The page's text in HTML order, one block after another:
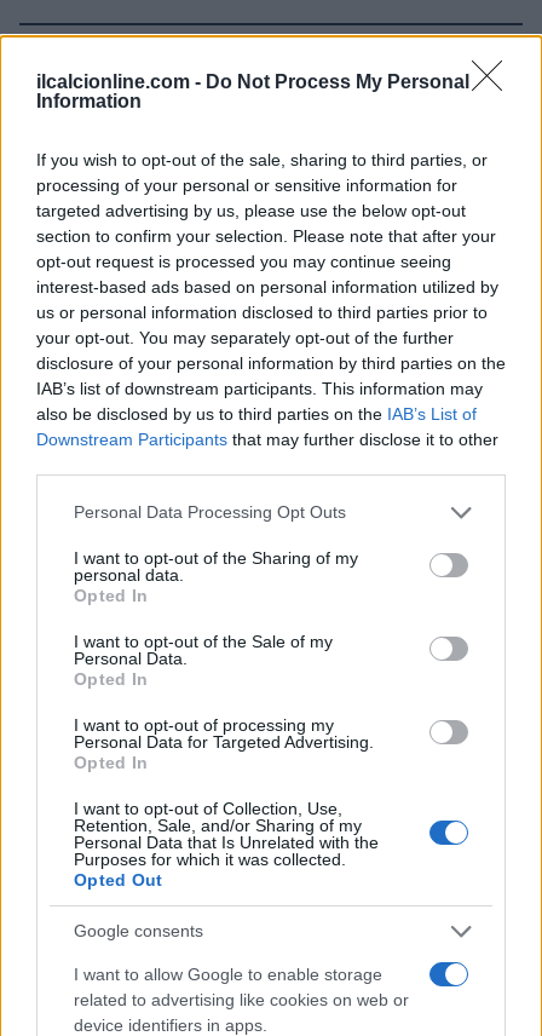
ilcalcionline.com - Do Not Process My Personal
Information
If you wish to opt-out of the sale, sharing to third parties, or
processing of your personal or sensitive information for
targeted advertising by us, please use the below opt-out
section to confirm your selection. Please note that after your
opt-out request is processed you may continue seeing
interest-based ads based on personal information utilized by
us or personal information disclosed to third parties prior to
your opt-out. You may separately opt-out of the further
disclosure of your personal information by third parties on the
IAB’s list of downstream participants. This information may
also be disclosed by us to third parties on the IAB’s List of
Downstream Participants that may further disclose it to other
Please note that this website/app uses one or more Google
not limited to your visit or usage behaviour. You may click to
grant or deny consent to Google and its third-party tags to
use your data for below specified purposes in below Google
consent section.
Personal Data Processing Opt Outs
I want to opt-out of the Sharing of my
personal data.
Opted In
I want to opt-out of the Sale of my
Personal Data.
Opted In
I want to opt-out of processing my
Personal Data for Targeted Advertising.
Opted In
I want to opt-out of Collection, Use,
Retention, Sale, and/or Sharing of my
Personal Data that Is Unrelated with the
Purposes for which it was collected.
Opted Out
Google consents
I want to allow Google to enable storage
related to advertising like cookies on web or
device identifiers in apps.
Continua a leggere
Calciomercato Atalanta: l’offerta per Kristensen e gli altri
Francesca Lombardi · 8 Ago 2026
MERCATO E TRASFERIMENTI
Moussa Diaby all’Inter: le sfide del mercato e le strategie
tattiche
MERCATO E TRASFERIMENTI